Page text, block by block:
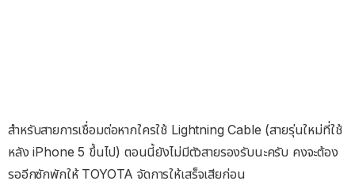
สำหรับสายการเชื่อมต่อหากใครใช้ Lightning Cable (สายรุ่นใหม่ที่ใช้
หลัง iPhone 5 ขึ้นไป) ตอนนี้ยังไม่มีตัวสายรองรับนะครับ คงจะต้อง
รออีกซักพักให้ TOYOTA จัดการให้เสร็จเสียก่อน